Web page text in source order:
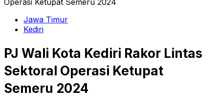
Operasi Ketupat Semeru 2024
Jawa Timur
Kediri
PJ Wali Kota Kediri Rakor Lintas
Sektoral Operasi Ketupat
Semeru 2024